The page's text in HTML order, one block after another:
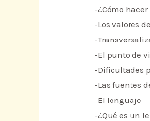
-¿Cómo
-Los valores
-
-El punto de
-Dificultades
-Las fuentes
-El lenguaje
-¿Qué es un